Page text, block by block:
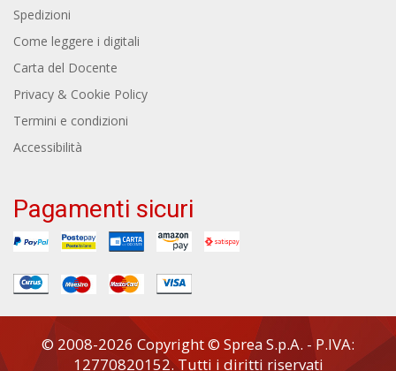
Spedizioni
Come leggere i digitali
Carta del Docente
Privacy & Cookie Policy
Termini e condizioni
Accessibilità
Pagamenti sicuri
© 2008-2026 Copyright © Sprea S.p.A. - P.IVA:
12770820152. Tutti i diritti riservati